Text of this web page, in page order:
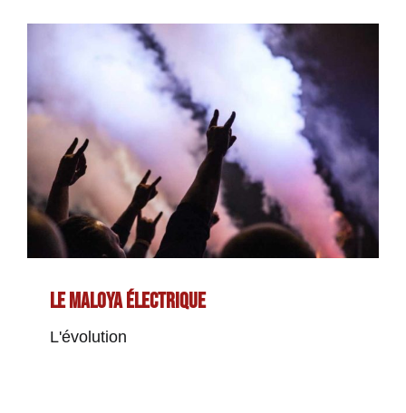
Le maloya électrique
Le maloya électrique
L'évolution